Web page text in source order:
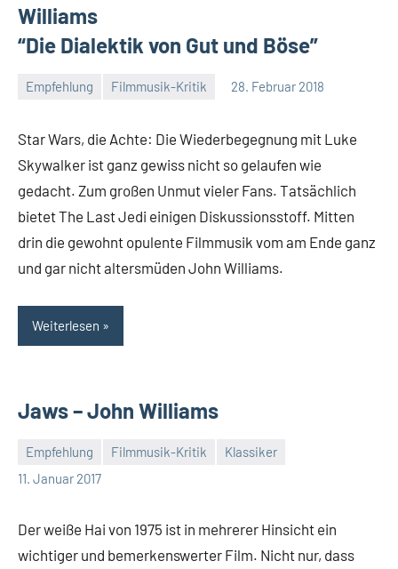
Williams
“Die Dialektik von Gut und Böse”
Empfehlung Filmmusik-Kritik 28. Februar 2018
Keine
Star Wars, die Achte: Die Wiederbegegnung mit Luke
Skywalker ist ganz gewiss nicht so gelaufen wie
gedacht. Zum großen Unmut vieler Fans. Tatsächlich
bietet The Last Jedi einigen Diskussionsstoff. Mitten
drin die gewohnt opulente Filmmusik vom am Ende ganz
und gar nicht altersmüden John Williams.
Weiterlesen
Jaws – John Williams
Empfehlung Filmmusik-Kritik
Klassiker
11. Januar 2017
Mike
Der weiße Hai von 1975 ist in mehrerer Hinsicht ein
wichtiger und bemerkenswerter Film. Nicht nur, dass